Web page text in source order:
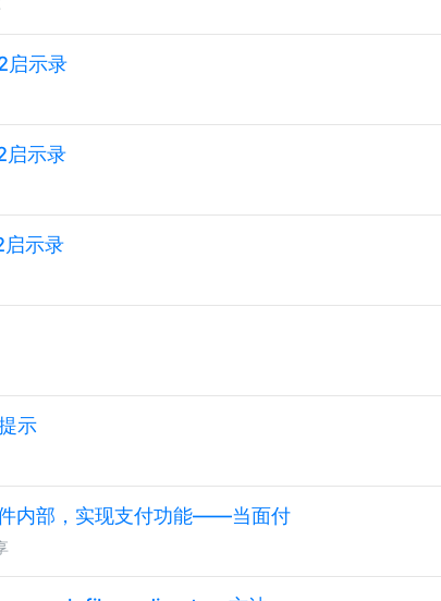
示录
示录
示录
示
内部，实现支付功能——当面付